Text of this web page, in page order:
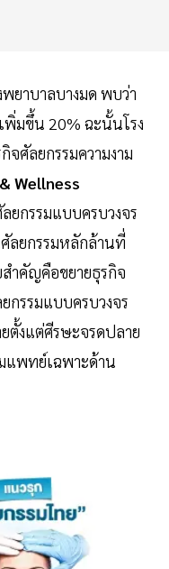
พยาบาลบางมด พบว่า
พิ่มขึ้น 20% ฉะนั้นโรง
จศัลยกรรมความงาม
Wellness
ยกรรมแบบครบวงจร
ลยกรรมหลักล้านที่
ำคัญคือขยายธุรกิจ
กรรมแบบครบวงจร
ตั้งแต่ศีรษะจรดปลาย
แพทย์เฉพาะด้าน